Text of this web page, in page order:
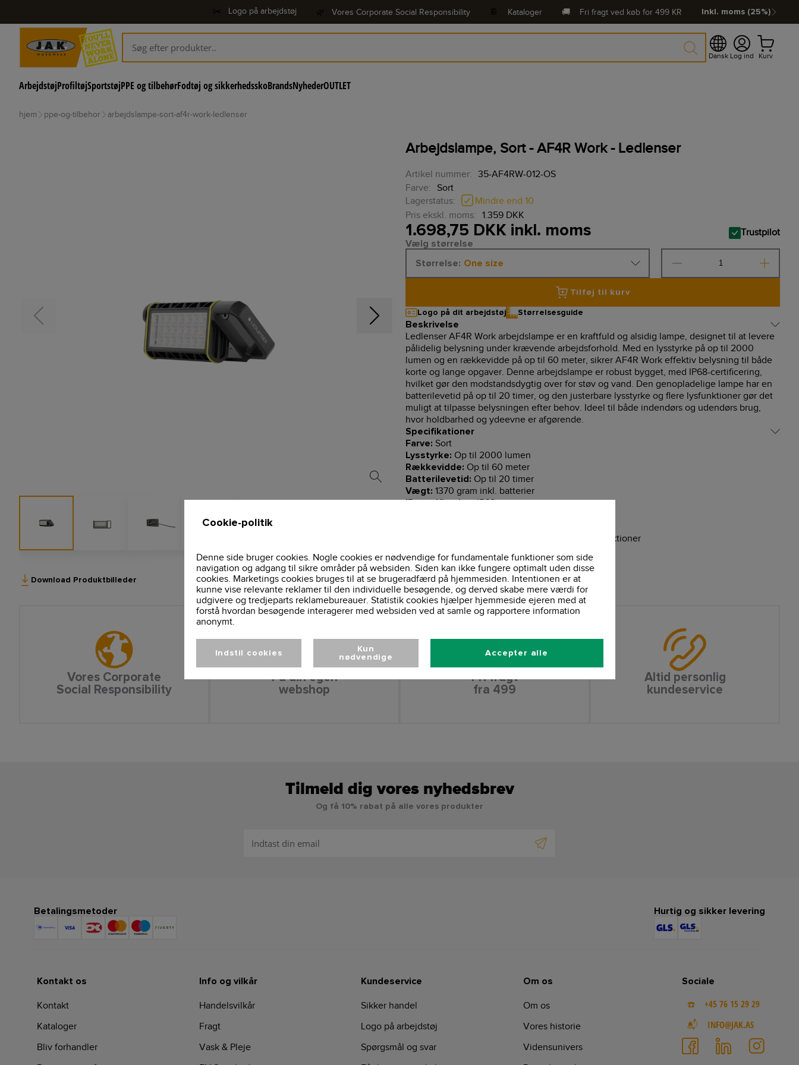
Logo på arbejdstøj Vores Corporate Social Responsibility Kataloger 🚚 Fri fragt ved køb for 499 KR Inkl. moms (25%)
Dansk Log ind Kurv
ArbejdstøjProfiltøjSportstøjPPE og tilbehørFodtøj og sikkerhedsskoBrandsNyhederOUTLET
hjem ppe-og-tilbehor arbejdslampe-sort-af4r-work-ledlenser
Cookie-politik
Denne side bruger cookies. Nogle cookies er nødvendige for fundamentale funktioner som side
navigation og adgang til sikre områder på websiden. Siden kan ikke fungere optimalt uden disse
cookies. Marketings cookies bruges til at se brugeradfærd på hjemmesiden. Intentionen er at
kunne vise relevante reklamer til den individuelle besøgende, og derved skabe mere værdi for
udgivere og tredjeparts reklamebureauer. Statistik cookies hjælper hjemmeside ejeren med at
forstå hvordan besøgende interagerer med websiden ved at samle og rapportere information
anonymt.
Indstil cookies
Kun
nødvendige
Accepter alle
Download Produktbilleder
Arbejdslampe, Sort - AF4R Work - Ledlenser
Artikel nummer:
35-AF4RW-012-OS
Farve:
Sort
Lagerstatus:
Mindre end 10
Pris ekskl. moms:
1.359 DKK
1.698,75 DKK inkl. moms Trustpilot
Vælg størrelse
Størrelse: One size
Tilføj til kurv
Logo på dit arbejdstøj Størrelsesguide
Beskrivelse
Ledlenser AF4R Work arbejdslampe er en kraftfuld og alsidig lampe, designet til at levere
pålidelig belysning under krævende arbejdsforhold. Med en lysstyrke på op til 2000
lumen og en rækkevidde på op til 60 meter, sikrer AF4R Work effektiv belysning til både
korte og lange opgaver. Denne arbejdslampe er robust bygget, med IP68-certificering,
hvilket gør den modstandsdygtig over for støv og vand. Den genopladelige lampe har en
batterilevetid på op til 20 timer, og den justerbare lysstyrke og flere lysfunktioner gør det
muligt at tilpasse belysningen efter behov. Ideel til både indendørs og udendørs brug,
hvor holdbarhed og ydeevne er afgørende.
Specifikationer
Farve: Sort
Lysstyrke: Op til 2000 lumen
Rækkevidde: Op til 60 meter
Batterilevetid: Op til 20 timer
Vægt: 1370 gram inkl. batterier
IP-certificering:IP68
Justerbar lysstyrke, forskellige lysfunktioner
Materiale: Slidstærkt og robust design
Vores Corporate
Social Responsibility
Få din egen
webshop
Fri fragt
fra 499
Altid personlig
kundeservice
Tilmeld dig vores nyhedsbrev
Og få 10% rabat på alle vores produkter
Betalingsmetoder Hurtig og sikker levering
Kontakt os
Kontakt
Kataloger
Bliv forhandler
Info og vilkår
Handelsvilkår
Fragt
Vask & Pleje
Kundeservice
Sikker handel
Logo på arbejdstøj
Spørgsmål og svar
Om os
Om os
Vores historie
Vidensunivers
Sociale
☎️ +45 76 15 29 29
📬 INFO@JAK.AS